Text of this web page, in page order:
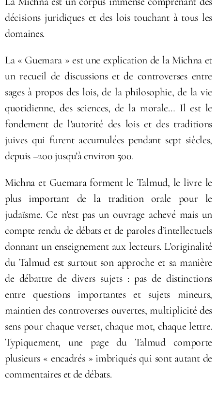
décisions juridiques et des lois touchant à tous les
domaines.
La « Guemara » est une explication de la Michna et
un recueil de discussions et de controverses entre
sages à propos des lois, de la philosophie, de la vie
quotidienne, des sciences, de la morale… Il est le
fondement de l’autorité des lois et des traditions
juives qui furent accumulées pendant sept siècles,
depuis –200 jusqu’à environ 500.
Michna et Guemara forment le Talmud, le livre le
plus important de la tradition orale pour le
judaïsme. Ce n’est pas un ouvrage achevé mais un
compte rendu de débats et de paroles d’intellectuels
donnant un enseignement aux lecteurs. L’originalité
du Talmud est surtout son approche et sa manière
de débattre de divers sujets : pas de distinctions
entre questions importantes et sujets mineurs,
maintien des controverses ouvertes, multiplicité des
sens pour chaque verset, chaque mot, chaque lettre.
Typiquement, une page du Talmud comporte
plusieurs « encadrés » imbriqués qui sont autant de
commentaires et de débats.